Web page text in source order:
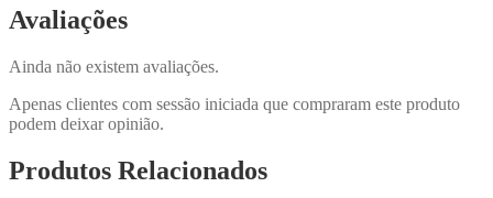
Avaliações
Ainda não existem avaliações.
Apenas clientes com sessão iniciada que compraram este produto
podem deixar opinião.
Produtos Relacionados